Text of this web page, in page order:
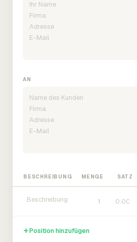
AN
BESCHREIBUNG MENGE SATZ
Position hinzufügen